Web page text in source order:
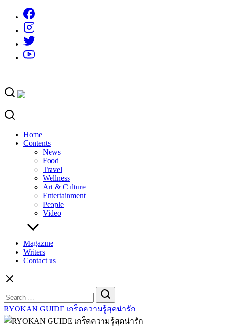
content
Home
Contents
News
Food
Travel
Wellness
Art & Culture
Entertainment
People
Video
Magazine
Writers
Contact us
for:
RYOKAN GUIDE เกร็ดความรู้สุดน่ารัก